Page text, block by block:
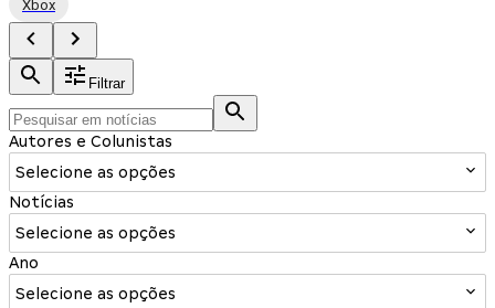
Xbox
Filtrar
Autores e Colunistas
Selecione as opções
Notícias
Selecione as opções
Ano
Selecione as opções